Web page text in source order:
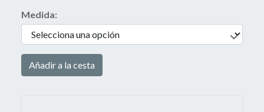
Medida:
Añadir a la cesta